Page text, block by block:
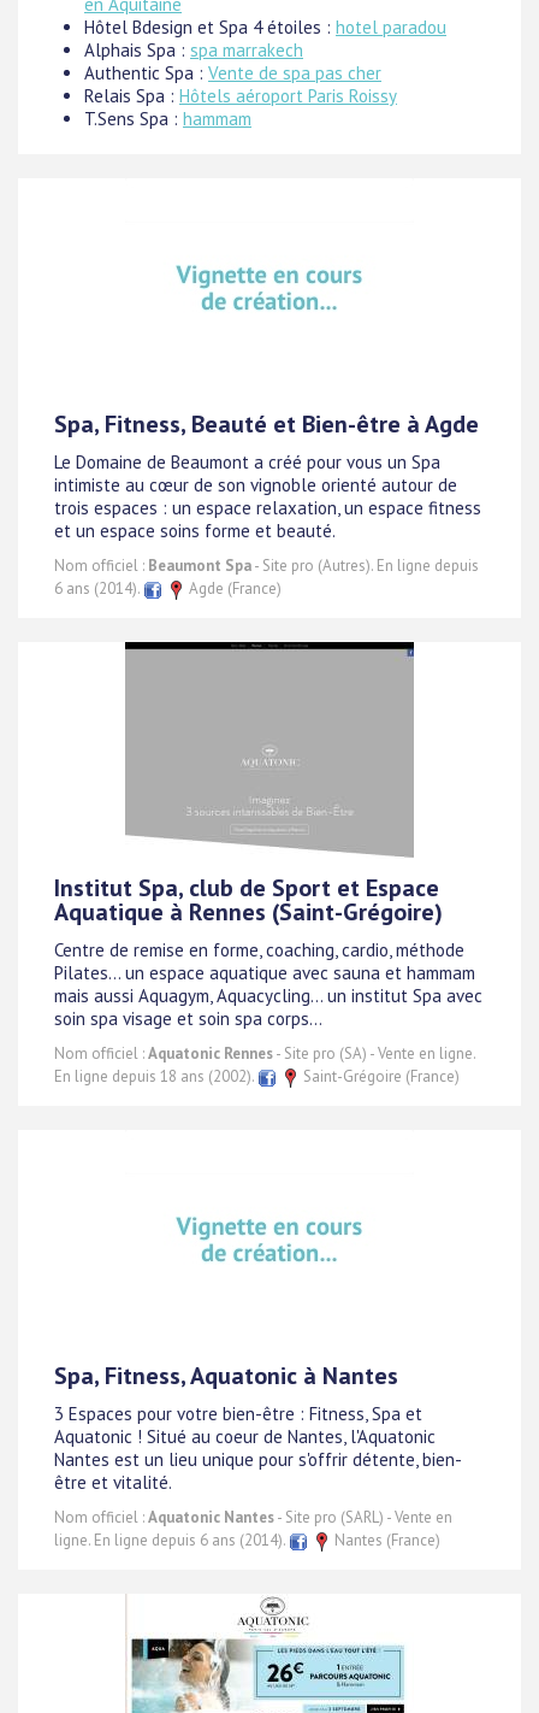
Hôtel Bdesign et Spa 4 étoiles : hotel paradou
Alphais Spa : spa marrakech
Authentic Spa : Vente de spa pas cher
Relais Spa : Hôtels aéroport Paris Roissy
T.Sens Spa : hammam
Spa, Fitness, Beauté et Bien-être à Agde
Le Domaine de Beaumont a créé pour vous un Spa
intimiste au cœur de son vignoble orienté autour de
trois espaces : un espace relaxation, un espace fitness
et un espace soins forme et beauté.
Nom officiel : Beaumont Spa- Site pro (Autres). En ligne depuis
6 ans (2014).
Agde (France)
Institut Spa, club de Sport et Espace
Aquatique à Rennes (Saint-Grégoire)
Centre de remise en forme, coaching, cardio, méthode
Pilates... un espace aquatique avec sauna et hammam
mais aussi Aquagym, Aquacycling... un institut Spa avec
soin spa visage et soin spa corps...
Nom officiel :Aquatonic Rennes- Site pro (SA) - Vente en ligne.
En ligne depuis 18 ans (2002).
Saint-Grégoire (France)
Spa, Fitness, Aquatonic à Nantes
3 Espaces pour votre bien-être : Fitness, Spa et
Aquatonic ! Situé au coeur de Nantes, l'Aquatonic
Nantes est un lieu unique pour s'offrir détente, bien-
être et vitalité.
Nom officiel :Aquatonic Nantes- Site pro (SARL) - Vente en
ligne. En ligne depuis 6 ans (2014).
Nantes (France)